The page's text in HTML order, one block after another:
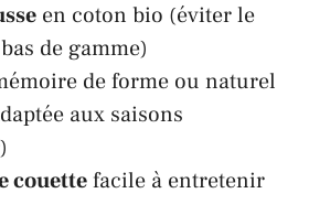
en coton bio (éviter le
de gamme)
de forme ou naturel
aux saisons
couettefacile à entretenir